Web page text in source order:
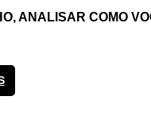
ANALISAR COMO
ANALISAR COMO